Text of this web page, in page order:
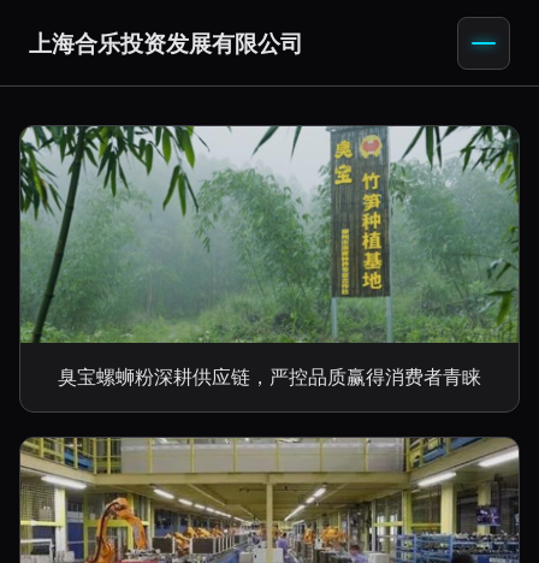
上海合乐投资发展有限公司
臭宝螺蛳粉深耕供应链，严控品质赢得消费者青睐